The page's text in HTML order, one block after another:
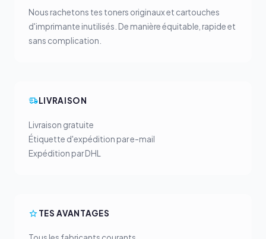
Nous rachetons tes toners originaux et cartouches
d'imprimante inutilisés. De manière équitable, rapide et
sans complication.
LIVRAISON
Livraison gratuite
Étiquette d'expédition par e-mail
Expédition par DHL
TES AVANTAGES